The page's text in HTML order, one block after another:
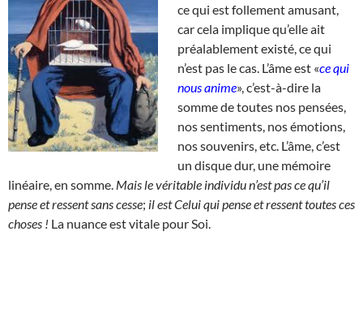
ce qui est follement amusant,
car cela implique qu’elle ait
préalablement existé, ce qui
n’est pas le cas. L’âme est «ce qui
nous anime», c’est-à-dire la
somme de toutes nos pensées,
nos sentiments, nos émotions,
nos souvenirs, etc. L’âme, c’est
un disque dur, une mémoire
linéaire, en somme. Mais le véritable individu n’est pas ce qu’il
pense et ressent sans cesse; il est Celui qui pense et ressent toutes ces
choses ! La nuance est vitale pour Soi.